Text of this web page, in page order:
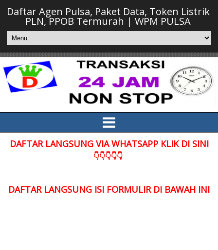
Daftar Agen Pulsa, Paket Data, Token Listrik
PLN, PPOB Termurah | WPM PULSA
DAFTAR LANGSUNG VIA WHATSAPP KLIK DI SINI
👇👇👇👇👇
DAFTAR LANGSUNG ISI FORMULIR DI BAWAH INI